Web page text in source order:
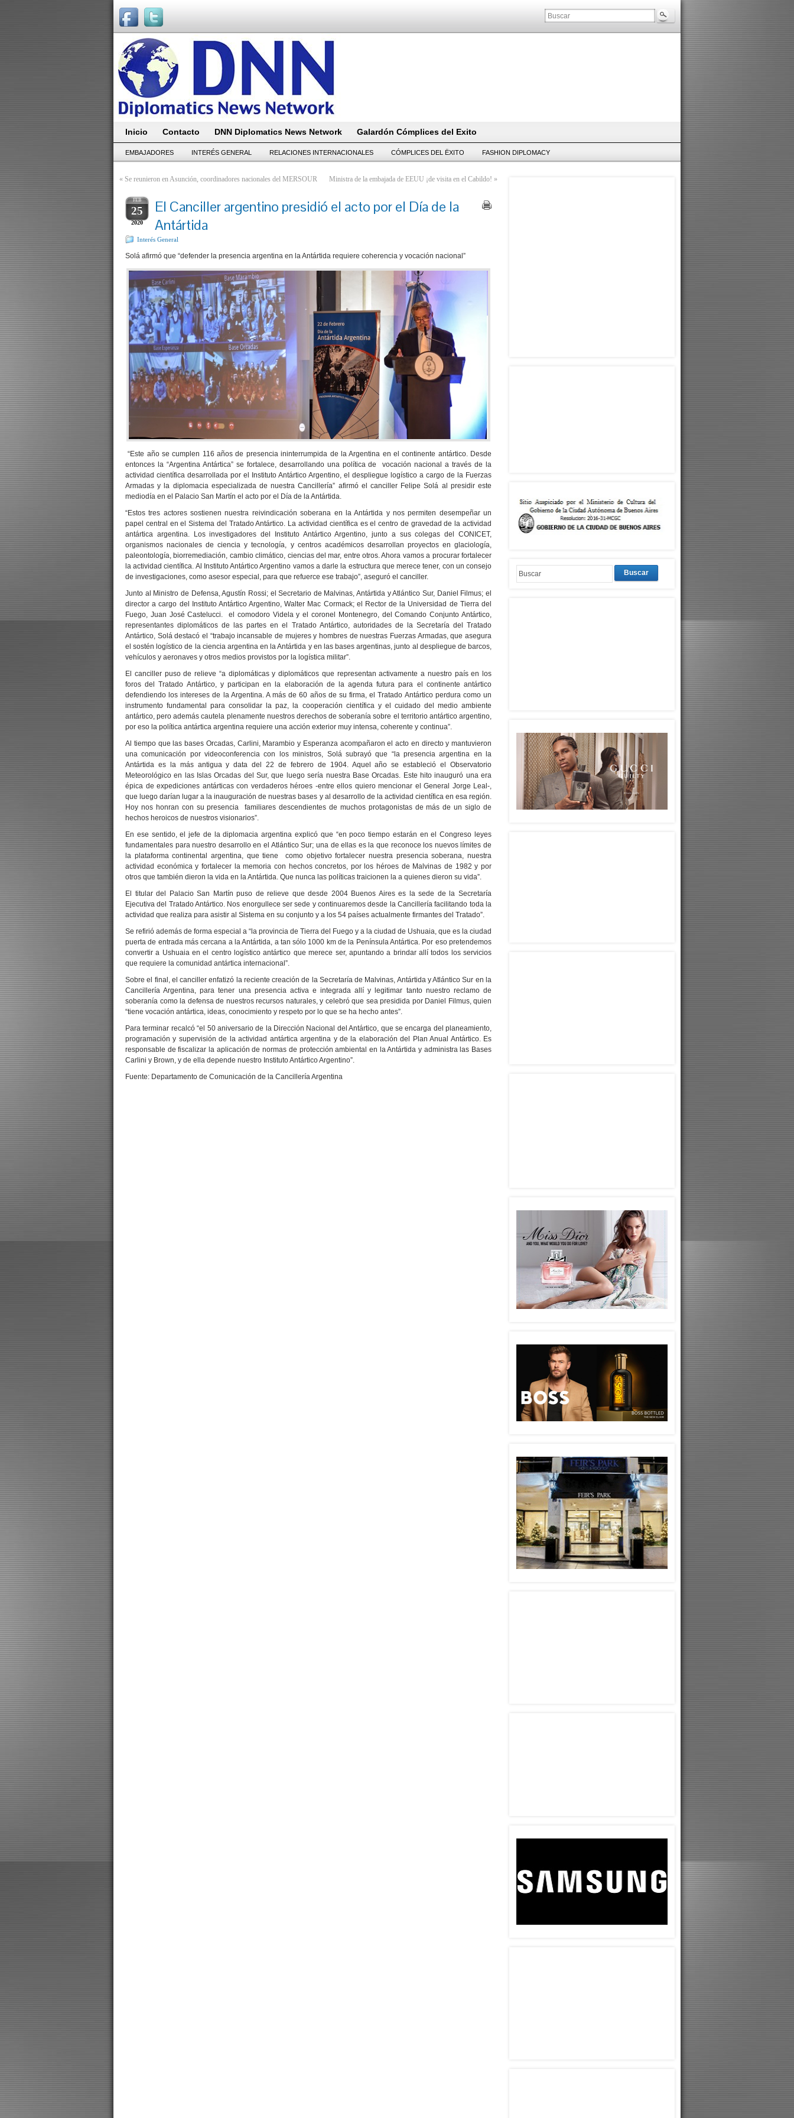
Inicio Contacto DNN Diplomatics News Network Galardón Cómplices del Exito
EMBAJADORES INTERÉS GENERAL RELACIONES INTERNACIONALES CÓMPLICES DEL ËXITO FASHION DIPLOMACY
« Se reunieron en Asunción, coordinadores nacionales del MERSOUR Ministra de la embajada de EEUU ¡de visita en el Cabildo! »
FEB
25
2020
El Canciller argentino presidió el acto por el Día de la
Antártida
Interés General
Solá afirmó que “defender la presencia argentina en la Antártida requiere coherencia y vocación nacional”
“Este año se cumplen 116 años de presencia ininterrumpida de la Argentina en el continente antártico. Desde
entonces la “Argentina Antártica” se fortalece, desarrollando una política de vocación nacional a través de la
actividad científica desarrollada por el Instituto Antártico Argentino, el despliegue logístico a cargo de la Fuerzas
Armadas y la diplomacia especializada de nuestra Cancillería” afirmó el canciller Felipe Solá al presidir este
mediodía en el Palacio San Martín el acto por el Día de la Antártida.
“Estos tres actores sostienen nuestra reivindicación soberana en la Antártida y nos permiten desempeñar un
papel central en el Sistema del Tratado Antártico. La actividad científica es el centro de gravedad de la actividad
antártica argentina. Los investigadores del Instituto Antártico Argentino, junto a sus colegas del CONICET,
organismos nacionales de ciencia y tecnología, y centros académicos desarrollan proyectos en glaciología,
paleontología, biorremediación, cambio climático, ciencias del mar, entre otros. Ahora vamos a procurar fortalecer
la actividad científica. Al Instituto Antártico Argentino vamos a darle la estructura que merece tener, con un consejo
de investigaciones, como asesor especial, para que refuerce ese trabajo”, aseguró el canciller.
Junto al Ministro de Defensa, Agustín Rossi; el Secretario de Malvinas, Antártida y Atlántico Sur, Daniel Filmus; el
director a cargo del Instituto Antártico Argentino, Walter Mac Cormack; el Rector de la Universidad de Tierra del
Fuego, Juan José Castelucci. el comodoro Videla y el coronel Montenegro, del Comando Conjunto Antártico,
representantes diplomáticos de las partes en el Tratado Antártico, autoridades de la Secretaría del Tratado
Antártico, Solá destacó el “trabajo incansable de mujeres y hombres de nuestras Fuerzas Armadas, que asegura
el sostén logístico de la ciencia argentina en la Antártida y en las bases argentinas, junto al despliegue de barcos,
vehículos y aeronaves y otros medios provistos por la logística militar”.
El canciller puso de relieve “a diplomáticas y diplomáticos que representan activamente a nuestro país en los
foros del Tratado Antártico, y participan en la elaboración de la agenda futura para el continente antártico
defendiendo los intereses de la Argentina. A más de 60 años de su firma, el Tratado Antártico perdura como un
instrumento fundamental para consolidar la paz, la cooperación científica y el cuidado del medio ambiente
antártico, pero además cautela plenamente nuestros derechos de soberanía sobre el territorio antártico argentino,
por eso la política antártica argentina requiere una acción exterior muy intensa, coherente y continua”.
Al tiempo que las bases Orcadas, Carlini, Marambio y Esperanza acompañaron el acto en directo y mantuvieron
una comunicación por videoconferencia con los ministros, Solá subrayó que “la presencia argentina en la
Antártida es la más antigua y data del 22 de febrero de 1904. Aquel año se estableció el Observatorio
Meteorológico en las Islas Orcadas del Sur, que luego sería nuestra Base Orcadas. Este hito inauguró una era
épica de expediciones antárticas con verdaderos héroes -entre ellos quiero mencionar el General Jorge Leal-,
que luego darían lugar a la inauguración de nuestras bases y al desarrollo de la actividad científica en esa región.
Hoy nos honran con su presencia familiares descendientes de muchos protagonistas de más de un siglo de
hechos heroicos de nuestros visionarios”.
En ese sentido, el jefe de la diplomacia argentina explicó que “en poco tiempo estarán en el Congreso leyes
fundamentales para nuestro desarrollo en el Atlántico Sur; una de ellas es la que reconoce los nuevos límites de
la plataforma continental argentina, que tiene como objetivo fortalecer nuestra presencia soberana, nuestra
actividad económica y fortalecer la memoria con hechos concretos, por los héroes de Malvinas de 1982 y por
otros que también dieron la vida en la Antártida. Que nunca las políticas traicionen la a quienes dieron su vida”.
El titular del Palacio San Martín puso de relieve que desde 2004 Buenos Aires es la sede de la Secretaría
Ejecutiva del Tratado Antártico. Nos enorgullece ser sede y continuaremos desde la Cancillería facilitando toda la
actividad que realiza para asistir al Sistema en su conjunto y a los 54 países actualmente firmantes del Tratado”.
Se refirió además de forma especial a “la provincia de Tierra del Fuego y a la ciudad de Ushuaia, que es la ciudad
puerta de entrada más cercana a la Antártida, a tan sólo 1000 km de la Península Antártica. Por eso pretendemos
convertir a Ushuaia en el centro logístico antártico que merece ser, apuntando a brindar allí todos los servicios
que requiere la comunidad antártica internacional”.
Sobre el final, el canciller enfatizó la reciente creación de la Secretaría de Malvinas, Antártida y Atlántico Sur en la
Cancillería Argentina, para tener una presencia activa e integrada allí y legitimar tanto nuestro reclamo de
soberanía como la defensa de nuestros recursos naturales, y celebró que sea presidida por Daniel Filmus, quien
“tiene vocación antártica, ideas, conocimiento y respeto por lo que se ha hecho antes”.
Para terminar recalcó “el 50 aniversario de la Dirección Nacional del Antártico, que se encarga del planeamiento,
programación y supervisión de la actividad antártica argentina y de la elaboración del Plan Anual Antártico. Es
responsable de fiscalizar la aplicación de normas de protección ambiental en la Antártida y administra las Bases
Carlini y Brown, y de ella depende nuestro Instituto Antártico Argentino”.
Fuente: Departamento de Comunicación de la Cancillería Argentina
Buscar